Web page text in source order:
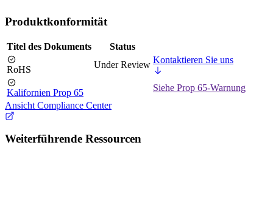
Produktkonformität
Titel des Dokuments Status
RoHS Under Review Kontaktieren Sie uns
Kalifornien Prop 65
Siehe Prop 65-Warnung
Ansicht Compliance Center
Weiterführende Ressourcen